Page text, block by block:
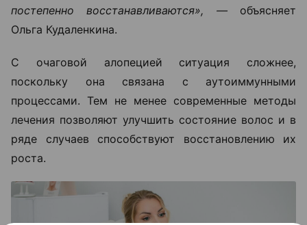
постепенно восстанавливаются», —объясняет
Ольга Кудаленкина.
С очаговой алопецией ситуация сложнее,
поскольку она связана с аутоиммунными
процессами. Тем не менее современные методы
лечения позволяют улучшить состояние волос и в
ряде случаев способствуют восстановлению их
роста.